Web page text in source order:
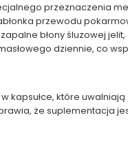
specjalnego
przewodu
błony śluzowej
dziennie, co
kapsułce, które
że suplementacja